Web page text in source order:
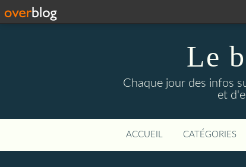
Le
Chaque jour des infos
et
ACCUEIL CATÉGORIES